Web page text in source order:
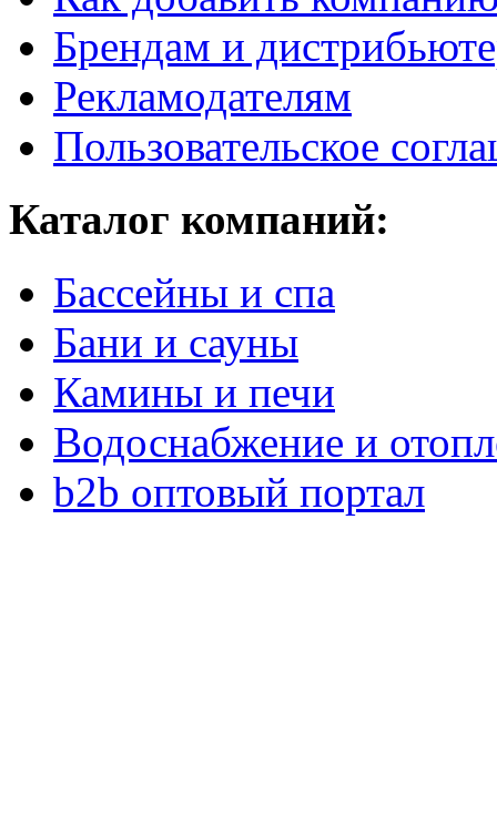
Брендам и
Рекламодателям
Пользовательское
Каталог компаний:
Бассейны и спа
Бани и сауны
Камины и печи
Водоснабжение и
b2b оптовый портал